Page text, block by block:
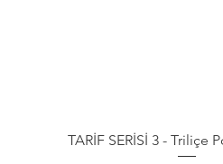
Hızlı Bakış
TARİF SERİSİ 3 - Triliçe